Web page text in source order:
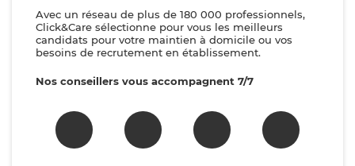
Avec un réseau de plus de 180 000 professionnels,
Click&Care sélectionne pour vous les meilleurs
candidats pour votre maintien à domicile ou vos
besoins de recrutement en établissement.
Nos conseillers vous accompagnent 7/7